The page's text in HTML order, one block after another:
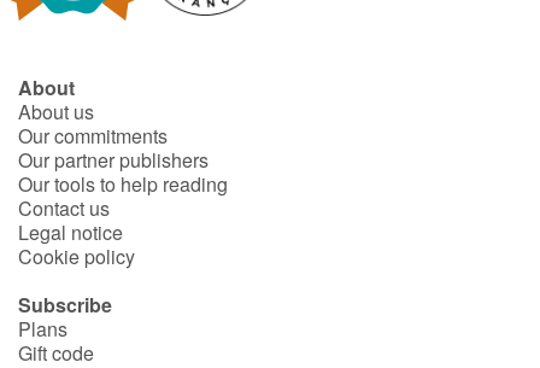
About
About us
Our commitments
Our partner publishers
Our tools to help reading
Contact us
Legal notice
Cookie policy
Subscribe
Plans
Gift code